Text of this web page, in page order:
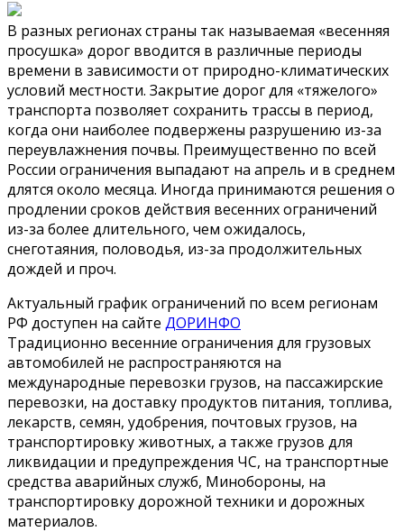
В разных регионах страны так называемая «весенняя
просушка» дорог вводится в различные периоды
времени в зависимости от природно-климатических
условий местности. Закрытие дорог для «тяжелого»
транспорта позволяет сохранить трассы в период,
когда они наиболее подвержены разрушению из-за
переувлажнения почвы. Преимущественно по всей
России ограничения выпадают на апрель и в среднем
длятся около месяца. Иногда принимаются решения о
продлении сроков действия весенних ограничений
из-за более длительного, чем ожидалось,
снеготаяния, половодья, из-за продолжительных
дождей и проч.
Актуальный график ограничений по всем регионам
РФ доступен на сайте ДОРИНФО
Традиционно весенние ограничения для грузовых
автомобилей не распространяются на
международные перевозки грузов, на пассажирские
перевозки, на доставку продуктов питания, топлива,
лекарств, семян, удобрения, почтовых грузов, на
транспортировку животных, а также грузов для
ликвидации и предупреждения ЧС, на транспортные
средства аварийных служб, Минобороны, на
транспортировку дорожной техники и дорожных
материалов.